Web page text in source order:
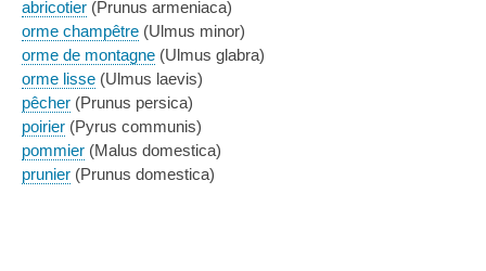
abricotier (Prunus armeniaca)
orme champêtre (Ulmus minor)
orme de montagne (Ulmus glabra)
orme lisse (Ulmus laevis)
pêcher (Prunus persica)
poirier (Pyrus communis)
pommier (Malus domestica)
prunier (Prunus domestica)